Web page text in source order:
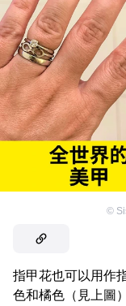
©
指甲花也可以用作
色和橘色（見上圖）